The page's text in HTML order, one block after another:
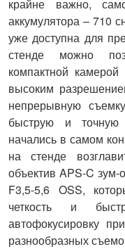
крайне важно,
аккумулятора – 710
уже доступна для
стенде можно
компактной камерой
высоким
непрерывную
быструю и точную
начались в самом
на стенде
объектив APS-C
F3,5-5,6 OSS,
четкость и
автофокусировку
разнообразных